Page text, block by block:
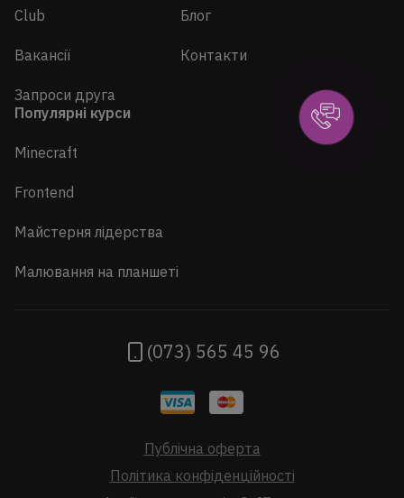
Club
Вакансії
Запроси друга
Блог
Контакти
Популярні курси
Minecraft
Frontend
Майстерня лідерства
Малювання на планшеті
(073) 565 45 96
Публічна оферта
Політика конфіденційності